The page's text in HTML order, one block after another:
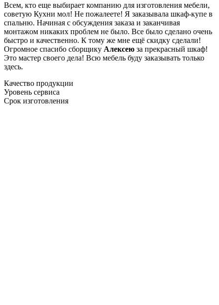
Всем, кто еще выбирает компанию для изготовления мебели,
советую Кухни мол! Не пожалеете! Я заказывала шкаф-купе в
спальню. Начиная с обсуждения заказа и заканчивая
монтажом никаких проблем не было. Все было сделано очень
быстро и качественно. К тому же мне ещё скидку сделали!
Огромное спасибо сборщику Алексею за прекрасный шкаф!
Это мастер своего дела! Всю мебель буду заказывать только
здесь.
Качество продукции
Уровень сервиса
Срок изготовления